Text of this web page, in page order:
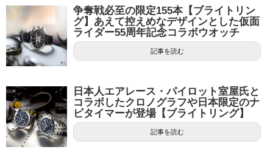
争奪戦必至の限定155本【ブライトリン
グ】あえて控えめなデザインとした仮面
ライダー55周年記念コラボウオッチ
記事を読む
日本人エアレース・パイロット室屋氏と
コラボしたクロノグラフや日本限定のナ
ビタイマーが登場【ブライトリング】
記事を読む